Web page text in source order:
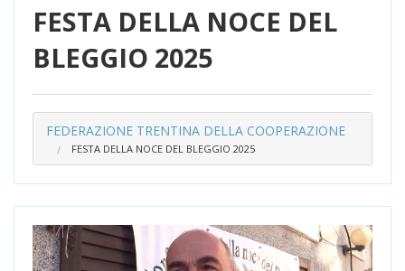
FESTA DELLA NOCE DEL
BLEGGIO 2025
FEDERAZIONE TRENTINA DELLA COOPERAZIONE
FESTA DELLA NOCE DEL BLEGGIO 2025